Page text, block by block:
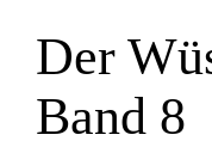
e
Der
Band 8